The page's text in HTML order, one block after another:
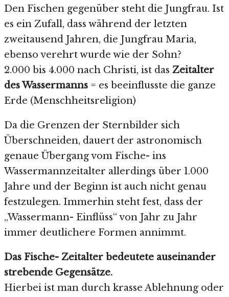
Den Fischen gegenüber steht die Jungfrau. Ist
es ein Zufall, dass während der letzten
zweitausend Jahren, die Jungfrau Maria,
ebenso verehrt wurde wie der Sohn?
2.000 bis 4.000 nach Christi, ist das Zeitalter
des Wassermanns = es beeinflusste die ganze
Erde (Menschheitsreligion)
Da die Grenzen der Sternbilder sich
Überschneiden, dauert der astronomisch
genaue Übergang vom Fische- ins
Wassermannzeitalter allerdings über 1.000
Jahre und der Beginn ist auch nicht genau
festzulegen. Immerhin steht fest, dass der
„Wassermann- Einflüss“ von Jahr zu Jahr
immer deutlichere Formen annimmt.
Das Fische- Zeitalter bedeutete auseinander
strebende Gegensätze.
Hierbei ist man durch krasse Ablehnung oder